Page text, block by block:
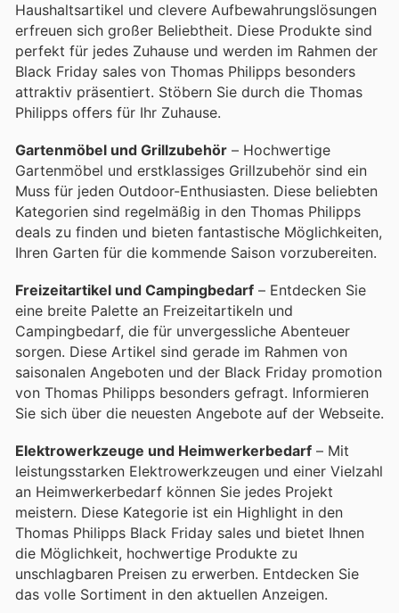
Haushaltsartikel und clevere Aufbewahrungslösungen
erfreuen sich großer Beliebtheit. Diese Produkte sind
perfekt für jedes Zuhause und werden im Rahmen der
Black Friday sales von Thomas Philipps besonders
attraktiv präsentiert. Stöbern Sie durch die Thomas
Philipps offers für Ihr Zuhause.
Gartenmöbel und Grillzubehör – Hochwertige
Gartenmöbel und erstklassiges Grillzubehör sind ein
Muss für jeden Outdoor-Enthusiasten. Diese beliebten
Kategorien sind regelmäßig in den Thomas Philipps
deals zu finden und bieten fantastische Möglichkeiten,
Ihren Garten für die kommende Saison vorzubereiten.
Freizeitartikel und Campingbedarf – Entdecken Sie
eine breite Palette an Freizeitartikeln und
Campingbedarf, die für unvergessliche Abenteuer
sorgen. Diese Artikel sind gerade im Rahmen von
saisonalen Angeboten und der Black Friday promotion
von Thomas Philipps besonders gefragt. Informieren
Sie sich über die neuesten Angebote auf der Webseite.
Elektrowerkzeuge und Heimwerkerbedarf – Mit
leistungsstarken Elektrowerkzeugen und einer Vielzahl
an Heimwerkerbedarf können Sie jedes Projekt
meistern. Diese Kategorie ist ein Highlight in den
Thomas Philipps Black Friday sales und bietet Ihnen
die Möglichkeit, hochwertige Produkte zu
unschlagbaren Preisen zu erwerben. Entdecken Sie
das volle Sortiment in den aktuellen Anzeigen.